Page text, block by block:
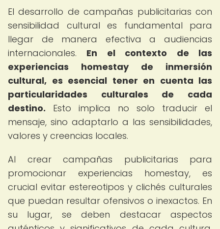
El desarrollo de campañas publicitarias con
sensibilidad cultural es fundamental para
llegar de manera efectiva a audiencias
internacionales. En el contexto de las
experiencias homestay de inmersión
cultural, es esencial tener en cuenta las
particularidades culturales de cada
destino. Esto implica no solo traducir el
mensaje, sino adaptarlo a las sensibilidades,
valores y creencias locales.
Al crear campañas publicitarias para
promocionar experiencias homestay, es
crucial evitar estereotipos y clichés culturales
que puedan resultar ofensivos o inexactos. En
su lugar, se deben destacar aspectos